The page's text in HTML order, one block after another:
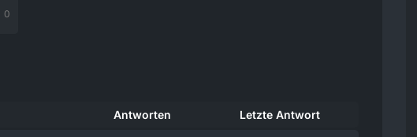
0
Antworten Letzte Antwort